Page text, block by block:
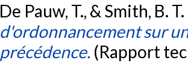
De Pauw, T., & Smith, B.
d'ordonnancement sur
précédence. (Rapport